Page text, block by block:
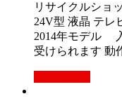
リサイクルショ
24V型 液晶 テレ
2014年モデル
受けられます